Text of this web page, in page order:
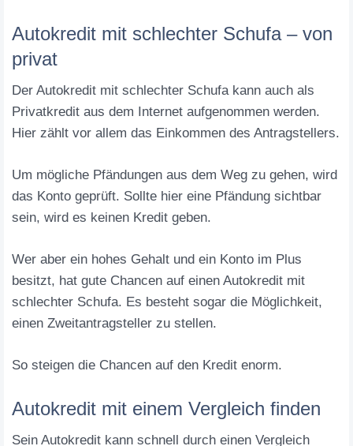
Autokredit mit schlechter Schufa – von
privat
Der Autokredit mit schlechter Schufa kann auch als
Privatkredit aus dem Internet aufgenommen werden.
Hier zählt vor allem das Einkommen des Antragstellers.
Um mögliche Pfändungen aus dem Weg zu gehen, wird
das Konto geprüft. Sollte hier eine Pfändung sichtbar
sein, wird es keinen Kredit geben.
Wer aber ein hohes Gehalt und ein Konto im Plus
besitzt, hat gute Chancen auf einen Autokredit mit
schlechter Schufa. Es besteht sogar die Möglichkeit,
einen Zweitantragsteller zu stellen.
So steigen die Chancen auf den Kredit enorm.
Autokredit mit einem Vergleich finden
Sein Autokredit kann schnell durch einen Vergleich